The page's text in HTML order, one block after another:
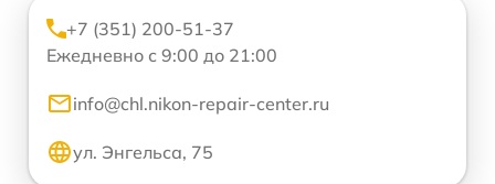
+7 (351) 200-51-37
Ежедневно с 9:00 до 21:00
info@chl.nikon-repair-center.ru
ул. Энгельса, 75